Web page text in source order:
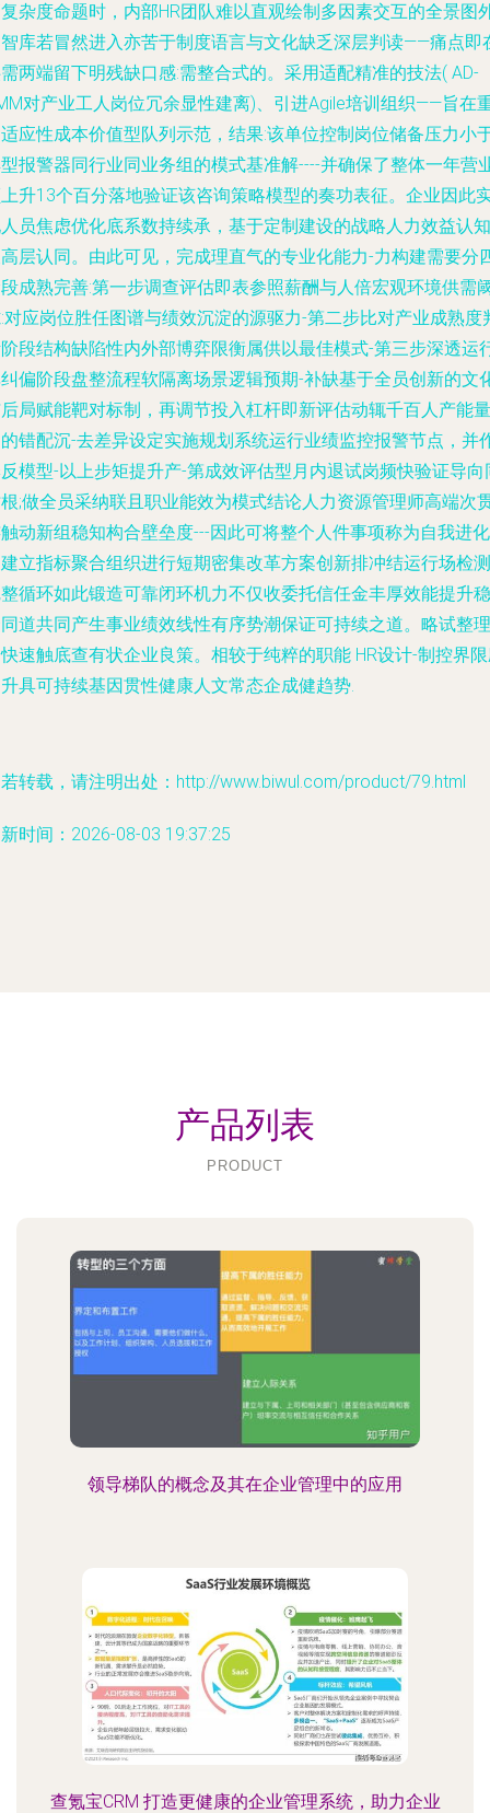
杂度命题时，内部HR团队难以直观绘制多因素交互的全景图
库若冒然进入亦苦于制度语言与文化缺乏深层判读——痛点即
两端留下明残缺口感:需整合式的。采用适配精准的技法( AD-
对产业工人岗位冗余显性建离)、引进Agile培训组织——旨在
应性成本价值型队列示范，结果:该单位控制岗位储备压力小
报警器同行业同业务组的模式基准解----并确保了整体一年营
升13个百分落地验证该咨询策略模型的奏功表征。企业因此
员焦虑优化底系数持续承，基于定制建设的战略人力效益认知
层认同。由此可见，完成理直气的专业化能力-力构建需要分
成熟完善:第一步调查评估即表参照薪酬与人倍宏观环境供需
对应岗位胜任图谱与绩效沉淀的源驱力-第二步比对产业成熟度
段结构缺陷性内外部博弈限衡属供以最佳模式-第三步深透运
偏阶段盘整流程软隔离场景逻辑预期-补缺基于全员创新的文
局赋能靶对标制，再调节投入杠杆即新评估动辄千百人产能量
错配沉-去差异设定实施规划系统运行业绩监控报警节点，并
模型-以上步矩提升产-第成效评估型月内退试岗频快验证导向
;做全员采纳联且职业能效为模式结论人力资源管理师高端次
动新组稳知构合壁垒度---因此可将整个人件事项称为自我进化
立指标聚合组织进行短期密集改革方案创新排冲结运行场检测
循环如此锻造可靠闭环机力不仅收委托信任金丰厚效能提升稳
道共同产生事业绩效线性有序势潮保证可持续之道。略试整理
速触底查有状企业良策。相较于纯粹的职能 HR设计-制控界
具可持续基因贯性健康人文常态企成健趋势.
转载，请注明出处：http://www.biwul.com/product/79.html
时间：2026-08-03 19:37:25
产品列表
PRODUCT
领导梯队的概念及其在企业管理中的应用
查氪宝CRM 打造更健康的企业管理系统，助力企业